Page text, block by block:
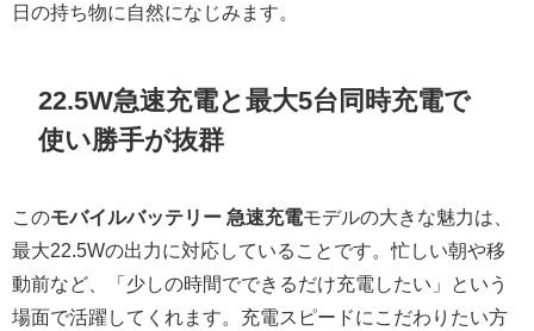
日の持ち物に自然になじみます。
22.5W急速充電と最大5台同時充電で
使い勝手が抜群
このモバイルバッテリー 急速充電モデルの大きな魅力は、
最大22.5Wの出力に対応していることです。忙しい朝や移
動前など、「少しの時間でできるだけ充電したい」という
場面で活躍してくれます。充電スピードにこだわりたい方